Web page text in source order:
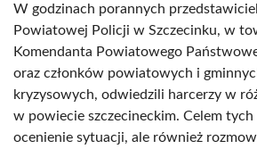
W godzinach porannych
Powiatowej Policji w Szczecinku, w
Komendanta Powiatowego
oraz członków powiatowych i
kryzysowych, odwiedzili harcerzy w
w powiecie szczecineckim. Celem
ocenienie sytuacji, ale również